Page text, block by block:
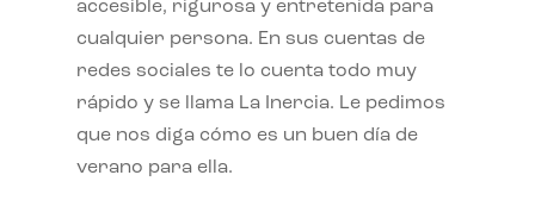
accesible, rigurosa y entretenida para
cualquier persona. En sus cuentas de
redes sociales te lo cuenta todo muy
rápido y se llama La Inercia. Le pedimos
que nos diga cómo es un buen día de
verano para ella.